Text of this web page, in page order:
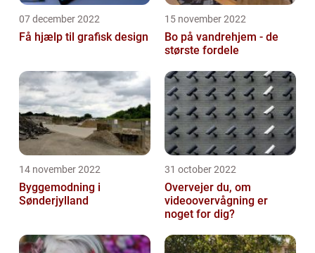
07 december 2022
Få hjælp til grafisk design
15 november 2022
Bo på vandrehjem - de
største fordele
14 november 2022
Byggemodning i
Sønderjylland
31 october 2022
Overvejer du, om
videoovervågning er
noget for dig?